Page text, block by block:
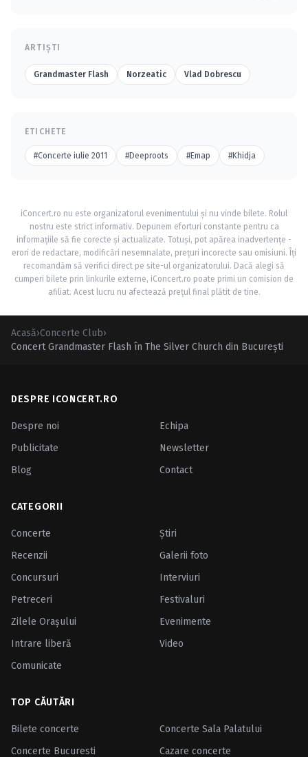
ARTIȘTI
Grandmaster Flash Norzeatic Vlad Dobrescu
ETICHETE
#Concerte iulie 2011 #Deeproots #Emap #Khidja
iConcert.ro nu este organizatorul evenimentului și nu vinde bilete. Rolul
nostru este strict informativ. Depunem eforturi constante pentru ca
informațiile să fie corecte și actualizate. Totuși, pot apărea inadvertențe -
erori de redactare, modificări nesemnalate, prețuri incorecte sau omisiuni. Îți
recomandăm să verifici direct pe site-ul organizatorului. Dacă alegi să
cumperi bilete prin linkurile externe, iConcert.ro poate primi un comision de
afiliat. Acest lucru nu afectează prețul final plătit de tine.
Acasă›Concerte Club›
Concert Grandmaster Flash în The Silver Church din Bucureşti
DESPRE ICONCERT.RO
Despre noi
Echipa
Publicitate
Newsletter
Blog
Contact
CATEGORII
Concerte
Ştiri
Recenzii
Galerii foto
Concursuri
Interviuri
Petreceri
Festivaluri
Zilele Oraşului
Evenimente
Intrare liberă
Video
Comunicate
TOP CĂUTĂRI
Bilete concerte
Concerte Sala Palatului
Concerte Bucuresti
Cazare concerte